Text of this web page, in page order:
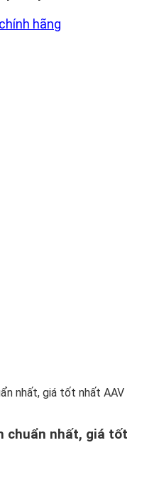
chuẩn nhất, giá tốt